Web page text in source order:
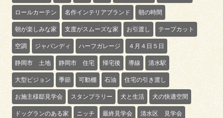
ロールカーテン 名作インテリアブランド 朝の時間
朝が楽しみな家 支度がスムーズな家 お引渡し テープカット
空調 ジャパンディ ハーフガレージ ４月４日５日
静岡市 土地 静岡市 住宅 帰宅後 導線 清水駅
大型ビジョン 季節 可動棚 石油 住宅の引き渡し
お施主様邸見学会 スタンプラリー 犬と生活 犬の快適空間
ドッグランのある家 ニッチ 最終見学会 清水区 見学会